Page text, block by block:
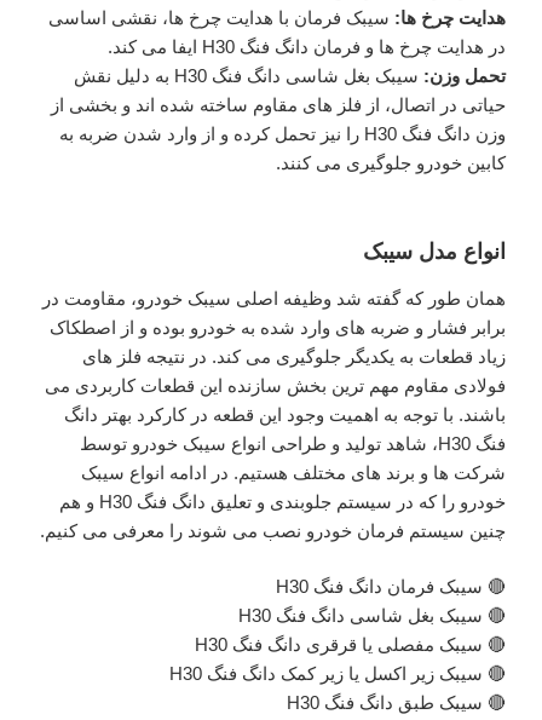
هدایت چرخ‌ ها: سیبک فرمان با هدایت چرخ‌ ها، نقشی اساسی
در هدایت چرخ ها و فرمان دانگ فنگ H30 ایفا می ‌کند.
تحمل وزن:
سیبک بغل شاسی دانگ فنگ H30 به دلیل نقش
حیاتی در اتصال، از فلز های مقاوم ساخته شده اند و بخشی از
وزن دانگ فنگ H30 را نیز تحمل کرده و از وارد شدن ضربه به
کابین خودرو جلوگیری می کنند.
انواع مدل سیبک
همان طور که گفته شد وظیفه اصلی سیبک خودرو، مقاومت در
برابر فشار و ضربه های وارد شده به خودرو بوده و از اصطکاک
زیاد قطعات به یکدیگر جلوگیری می کند. در نتیجه فلز های
فولادی مقاوم مهم ترین بخش سازنده این قطعات کاربردی می
باشند. با توجه به اهمیت وجود این قطعه در کارکرد بهتر دانگ
فنگ H30، شاهد تولید و طراحی انواع سیبک خودرو توسط
شرکت ها و برند های مختلف هستیم. در ادامه انواع سیبک
خودرو را که در سیستم جلوبندی و تعلیق دانگ فنگ H30 و هم
چنین سیستم فرمان خودرو نصب می شوند را معرفی می کنیم.
🔴 سیبک فرمان دانگ فنگ H30
🔴 سیبک بغل شاسی دانگ فنگ H30
🔴 سیبک مفصلی یا قرقری دانگ فنگ H30
🔴 سیبک زیر اکسل یا زیر کمک دانگ فنگ H30
🔴 سیبک طبق دانگ فنگ H30